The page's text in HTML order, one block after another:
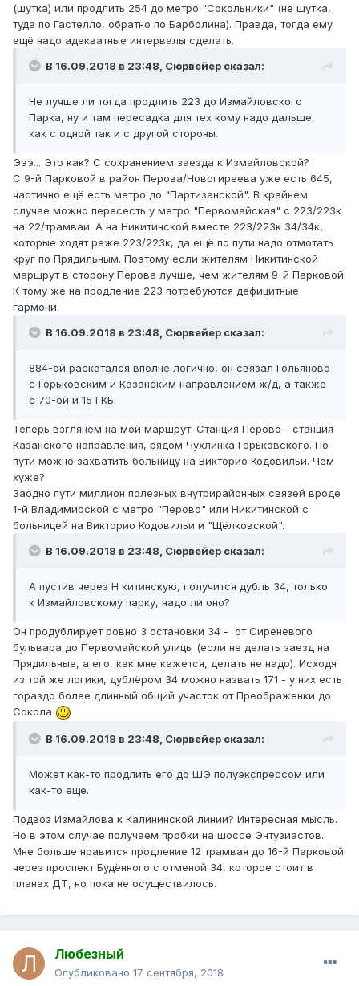
(шутка) или продлить 254 до метро "Сокольники" (не шутка,
туда по Гастелло, обратно по Барболина). Правда, тогда ему
ещё надо адекватные интервалы сделать.
В 16.09.2018 в 23:48, Сюрвейер сказал:
Не лучше ли тогда продлить 223 до Измайловского
Парка, ну и там пересадка для тех кому надо дальше,
как с одной так и с другой стороны.
Эээ... Это как? С сохранением заезда к Измайловской?
С 9-й Парковой в район Перова/Новогиреева уже есть 645,
частично ещё есть метро до "Партизанской". В крайнем
случае можно пересесть у метро "Первомайская" с 223/223к
на 22/трамваи. А на Никитинской вместе 223/223к 34/34к,
которые ходят реже 223/223к, да ещё по пути надо отмотать
круг по Прядильным. Поэтому если жителям Никитинской
маршрут в сторону Перова лучше, чем жителям 9-й Парковой.
К тому же на продление 223 потребуются дефицитные
гармони.
В 16.09.2018 в 23:48, Сюрвейер сказал:
884-ой раскатался вполне логично, он связал Гольяново
с Горьковским и Казанским направлением ж/д, а также
с 70-ой и 15 ГКБ.
Теперь взглянем на мой маршрут. Станция Перово - станция
Казанского направления, рядом Чухлинка Горьковского. По
пути можно захватить больницу на Викторио Кодовильи. Чем
хуже?
Заодно пути миллион полезных внутрирайонных связей вроде
1-й Владимирской с метро "Перово" или Никитинской с
больницей на Викторио Кодовильи и "Щёлковской".
В 16.09.2018 в 23:48, Сюрвейер сказал:
А пустив через Н китинскую, получится дубль 34, только
к Измайловскому парку, надо ли оно?
Он продублирует ровно 3 остановки 34 - от Сиреневого
бульвара до Первомайской улицы (если не делать заезд на
Прядильные, а его, как мне кажется, делать не надо). Исходя
из той же логики, дублёром 34 можно назвать 171 - у них есть
гораздо более длинный общий участок от Преображенки до
Сокола
В 16.09.2018 в 23:48, Сюрвейер сказал:
Может как-то продлить его до ШЭ полуэкспрессом или
как-то еще.
Подвоз Измайлова к Калининской линии? Интересная мысль.
Но в этом случае получаем пробки на шоссе Энтузиастов.
Мне больше нравится продление 12 трамвая до 16-й Парковой
через проспект Будённого с отменой 34, которое стоит в
планах ДТ, но пока не осуществилось.
Любезный
Опубликовано 17 сентября, 2018